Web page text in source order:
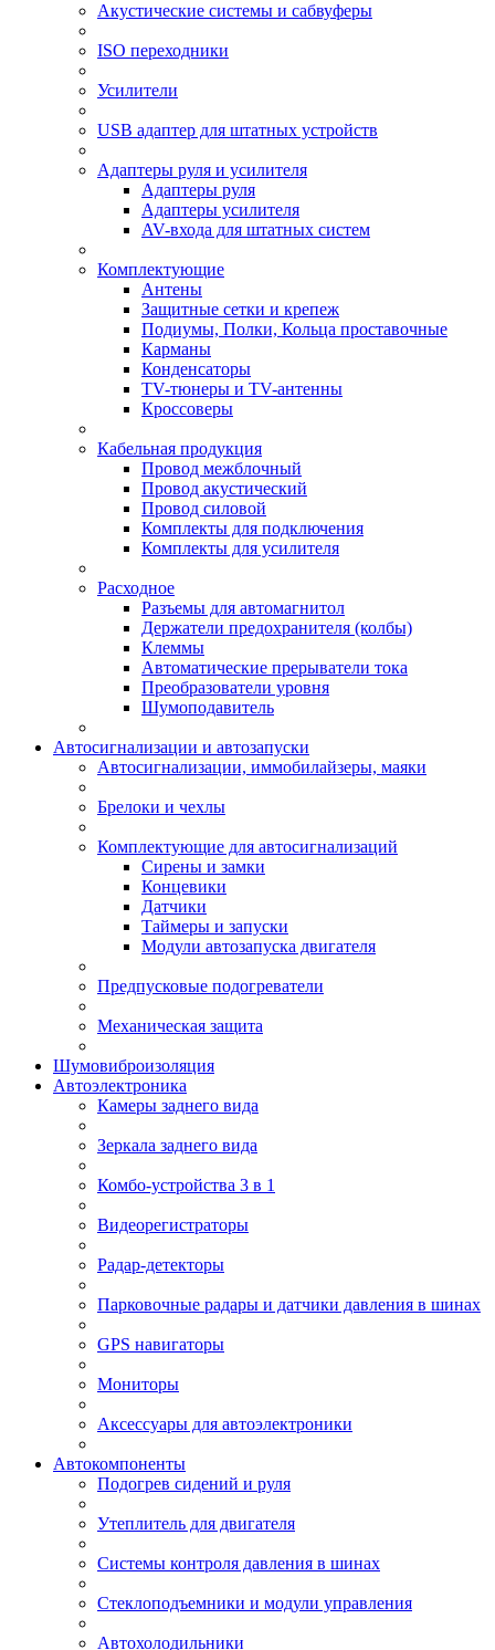
Акустические системы и сабвуферы
ISO переходники
Усилители
USB адаптер для штатных устройств
Адаптеры руля и усилителя
Адаптеры руля
Адаптеры усилителя
AV-входа для штатных систем
Комплектующие
Антены
Защитные сетки и крепеж
Подиумы, Полки, Кольца проставочные
Карманы
Конденсаторы
TV-тюнеры и TV-антенны
Кроссоверы
Кабельная продукция
Провод межблочный
Провод акустический
Провод силовой
Комплекты для подключения
Комплекты для усилителя
Расходное
Разъемы для автомагнитол
Держатели предохранителя (колбы)
Клеммы
Автоматические прерыватели тока
Преобразователи уровня
Шумоподавитель
Автосигнализации и автозапуски
Автосигнализации, иммобилайзеры, маяки
Брелоки и чехлы
Комплектующие для автосигнализаций
Сирены и замки
Концевики
Датчики
Таймеры и запуски
Модули автозапуска двигателя
Предпусковые подогреватели
Механическая защита
Шумовиброизоляция
Автоэлектроника
Камеры заднего вида
Зеркала заднего вида
Комбо-устройства 3 в 1
Видеорегистраторы
Радар-детекторы
Парковочные радары и датчики давления в шинах
GPS навигаторы
Мониторы
Аксессуары для автоэлектроники
Автокомпоненты
Подогрев сидений и руля
Утеплитель для двигателя
Системы контроля давления в шинах
Стеклоподъемники и модули управления
Автохолодильники